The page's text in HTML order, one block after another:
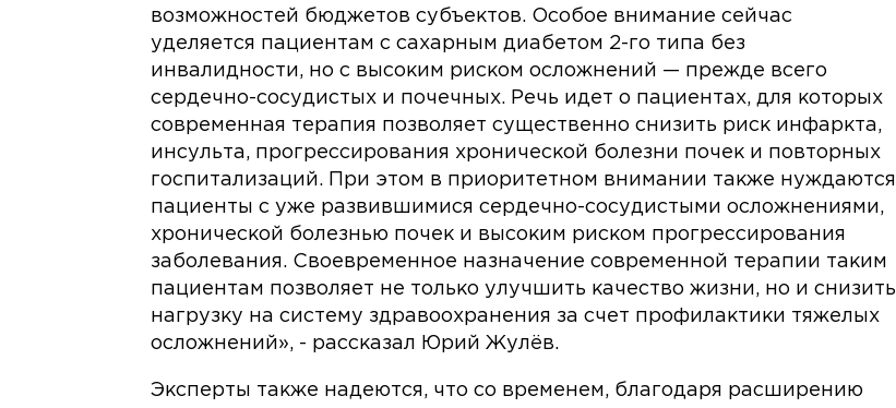
возможностей бюджетов субъектов. Особое внимание сейчас
уделяется пациентам с сахарным диабетом 2-го типа без
инвалидности, но с высоким риском осложнений — прежде всего
сердечно-сосудистых и почечных. Речь идет о пациентах, для которых
современная терапия позволяет существенно снизить риск инфаркта,
инсульта, прогрессирования хронической болезни почек и повторных
госпитализаций. При этом в приоритетном внимании также нуждаются
пациенты с уже развившимися сердечно-сосудистыми осложнениями,
хронической болезнью почек и высоким риском прогрессирования
заболевания. Своевременное назначение современной терапии таким
пациентам позволяет не только улучшить качество жизни, но и снизить
нагрузку на систему здравоохранения за счет профилактики тяжелых
осложнений», - рассказал Юрий Жулёв.
Эксперты также надеются, что со временем, благодаря расширению